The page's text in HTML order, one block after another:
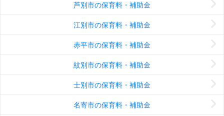
芦別市の保育料・補助金
江別市の保育料・補助金
赤平市の保育料・補助金
紋別市の保育料・補助金
士別市の保育料・補助金
名寄市の保育料・補助金